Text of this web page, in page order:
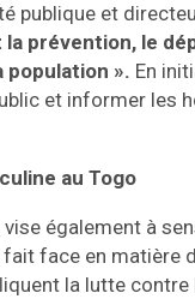
publique et
prévention, le
». En
et informer les
au Togo
également à
face en matière
la lutte